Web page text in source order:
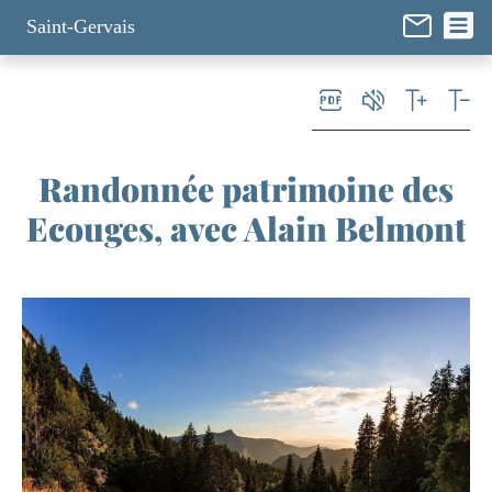
Saint-Gervais
Randonnée patrimoine des
Ecouges, avec Alain Belmont